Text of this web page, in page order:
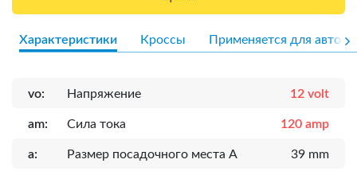
Характеристики Кроссы Применяется для авто
vo: Напряжение 12 volt
am: Сила тока 120 amp
a: Размер посадочного места A 39 mm